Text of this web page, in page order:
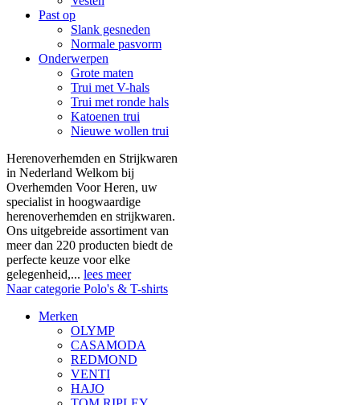
Past op
Slank gesneden
Normale pasvorm
Onderwerpen
Grote maten
Trui met V-hals
Trui met ronde hals
Katoenen trui
Nieuwe wollen trui
Herenoverhemden en Strijkwaren
in Nederland Welkom bij
Overhemden Voor Heren, uw
specialist in hoogwaardige
herenoverhemden en strijkwaren.
Ons uitgebreide assortiment van
meer dan 220 producten biedt de
perfecte keuze voor elke
gelegenheid,... lees meer
Naar categorie Polo's & T-shirts
Merken
OLYMP
CASAMODA
REDMOND
VENTI
HAJO